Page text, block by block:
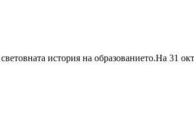
история на образованието.На